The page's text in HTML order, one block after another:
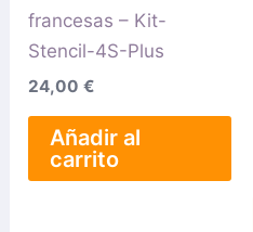
francesas – Kit-
Stencil-4S-Plus
24,00€
Añadir al
carrito